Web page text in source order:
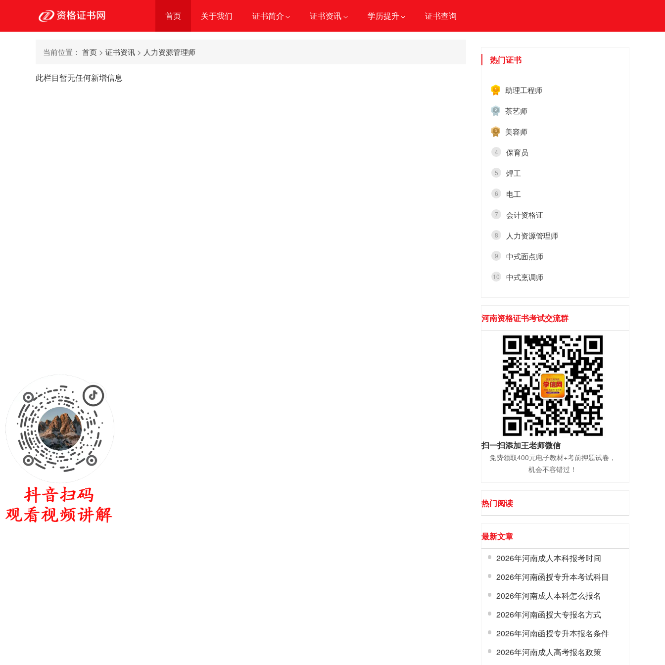
首页 关于我们 证书简介 证书资讯 学历提升 证书查询
当前位置： 首页 > 证书资讯 > 人力资源管理师
此栏目暂无任何新增信息
热门证书
助理工程师
茶艺师
美容师
4 保育员
5 焊工
6 电工
7 会计资格证
8 人力资源管理师
9 中式面点师
10 中式烹调师
河南资格证书考试交流群
扫一扫添加王老师微信
免费领取400元电子教材+考前押题试卷，
机会不容错过！
热门阅读
最新文章
2026年河南成人本科报考时间
2026年河南函授专升本考试科目
2026年河南成人本科怎么报名
2026年河南函授大专报名方式
2026年河南函授专升本报名条件
2026年河南成人高考报名政策